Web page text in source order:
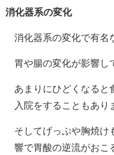
消化器系の変化
消化器系の変化で有名
胃や腸の変化が影響し
あまりにひどくなると
入院をすることもあり
そしてげっぷや胸焼け
響で胃酸の逆流がおこ